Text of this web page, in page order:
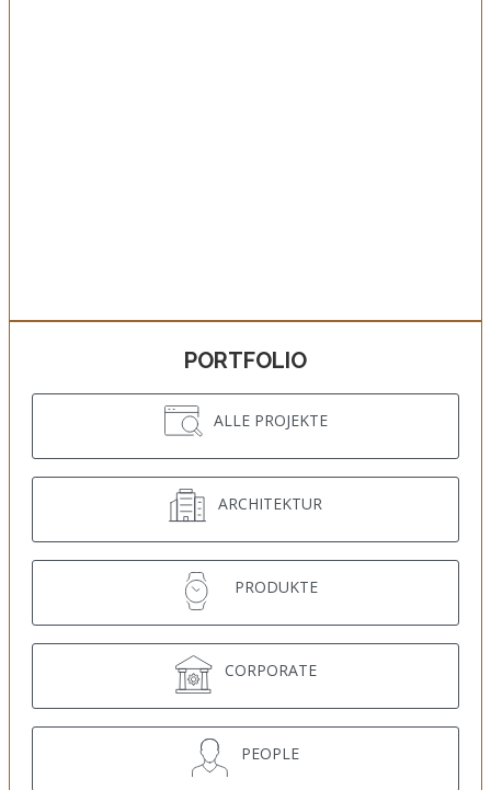
PORTFOLIO
ALLE PROJEKTE
ARCHITEKTUR
PRODUKTE
CORPORATE
PEOPLE